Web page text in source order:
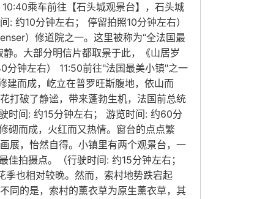
乘车前往【石头城观景台】，石头城
约10分钟左右； 停留拍照10分钟左右）
）修道院之一。这里被称为“全法国最
。大部分明信片都取景于此，《山居岁
分钟左右） 11:50前往"法国最美小镇"之一
建而成，屹立在普罗旺斯腹地，依山而
打破了静谧，带来蓬勃生机，法国前总统
时间: 约15分钟左右； 游览时间: 约60分
砌而成，火红而又热情。窗台的点点繁
展，怡然自得。小镇里有两个观景台，一
拍摄点。（行驶时间: 约15分钟左右；
季也相对较晚。然而，索村地势跌宕起
同的是，索村的薰衣草为原生薰衣草，其